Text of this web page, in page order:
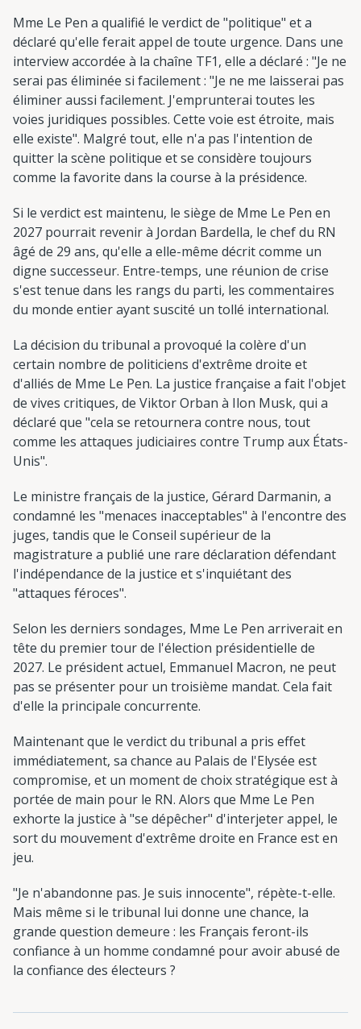
Mme Le Pen a qualifié le verdict de "politique" et a
déclaré qu'elle ferait appel de toute urgence. Dans une
interview accordée à la chaîne TF1, elle a déclaré : "Je ne
serai pas éliminée si facilement : "Je ne me laisserai pas
éliminer aussi facilement. J'emprunterai toutes les
voies juridiques possibles. Cette voie est étroite, mais
elle existe". Malgré tout, elle n'a pas l'intention de
quitter la scène politique et se considère toujours
comme la favorite dans la course à la présidence.
Si le verdict est maintenu, le siège de Mme Le Pen en
2027 pourrait revenir à Jordan Bardella, le chef du RN
âgé de 29 ans, qu'elle a elle-même décrit comme un
digne successeur. Entre-temps, une réunion de crise
s'est tenue dans les rangs du parti, les commentaires
du monde entier ayant suscité un tollé international.
La décision du tribunal a provoqué la colère d'un
certain nombre de politiciens d'extrême droite et
d'alliés de Mme Le Pen. La justice française a fait l'objet
de vives critiques, de Viktor Orban à Ilon Musk, qui a
déclaré que "cela se retournera contre nous, tout
comme les attaques judiciaires contre Trump aux États-
Unis".
Le ministre français de la justice, Gérard Darmanin, a
condamné les "menaces inacceptables" à l'encontre des
juges, tandis que le Conseil supérieur de la
magistrature a publié une rare déclaration défendant
l'indépendance de la justice et s'inquiétant des
"attaques féroces".
Selon les derniers sondages, Mme Le Pen arriverait en
tête du premier tour de l'élection présidentielle de
2027. Le président actuel, Emmanuel Macron, ne peut
pas se présenter pour un troisième mandat. Cela fait
d'elle la principale concurrente.
Maintenant que le verdict du tribunal a pris effet
immédiatement, sa chance au Palais de l'Elysée est
compromise, et un moment de choix stratégique est à
portée de main pour le RN. Alors que Mme Le Pen
exhorte la justice à "se dépêcher" d'interjeter appel, le
sort du mouvement d'extrême droite en France est en
jeu.
"Je n'abandonne pas. Je suis innocente", répète-t-elle.
Mais même si le tribunal lui donne une chance, la
grande question demeure : les Français feront-ils
confiance à un homme condamné pour avoir abusé de
la confiance des électeurs ?